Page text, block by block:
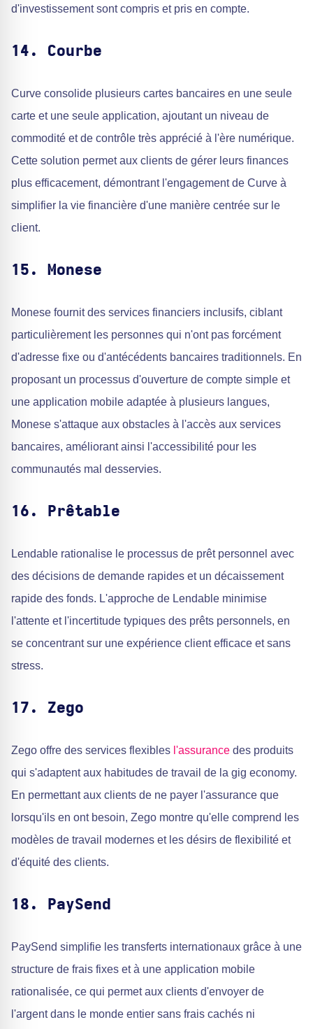
d'investissement sont compris et pris en compte.
14. Courbe
Curve consolide plusieurs cartes bancaires en une seule
carte et une seule application, ajoutant un niveau de
commodité et de contrôle très apprécié à l'ère numérique.
Cette solution permet aux clients de gérer leurs finances
plus efficacement, démontrant l'engagement de Curve à
simplifier la vie financière d'une manière centrée sur le
client.
15. Monese
Monese fournit des services financiers inclusifs, ciblant
particulièrement les personnes qui n'ont pas forcément
d'adresse fixe ou d'antécédents bancaires traditionnels. En
proposant un processus d'ouverture de compte simple et
une application mobile adaptée à plusieurs langues,
Monese s'attaque aux obstacles à l'accès aux services
bancaires, améliorant ainsi l'accessibilité pour les
communautés mal desservies.
16. Prêtable
Lendable rationalise le processus de prêt personnel avec
des décisions de demande rapides et un décaissement
rapide des fonds. L'approche de Lendable minimise
l'attente et l'incertitude typiques des prêts personnels, en
se concentrant sur une expérience client efficace et sans
stress.
17. Zego
Zego offre des services flexibles l'assurance des produits
qui s'adaptent aux habitudes de travail de la gig economy.
En permettant aux clients de ne payer l'assurance que
lorsqu'ils en ont besoin, Zego montre qu'elle comprend les
modèles de travail modernes et les désirs de flexibilité et
d'équité des clients.
18. PaySend
PaySend simplifie les transferts internationaux grâce à une
structure de frais fixes et à une application mobile
rationalisée, ce qui permet aux clients d'envoyer de
l'argent dans le monde entier sans frais cachés ni